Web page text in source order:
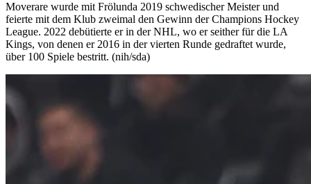
Moverare wurde mit Frölunda 2019 schwedischer Meister und
feierte mit dem Klub zweimal den Gewinn der Champions Hockey
League. 2022 debütierte er in der NHL, wo er seither für die LA
Kings, von denen er 2016 in der vierten Runde gedraftet wurde,
über 100 Spiele bestritt. (nih/sda)